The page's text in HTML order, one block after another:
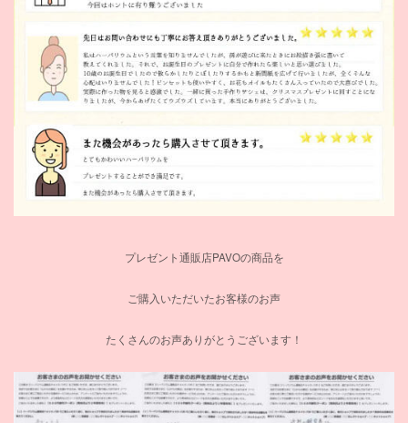
プレゼント通販店PAVOの商品を
ご購入いただいたお客様のお声
たくさんのお声ありがとうございます！